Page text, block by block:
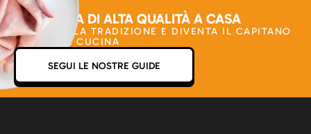
LA CUCINA DI ALTA QUALITÀ A CASA
VAI OLTRE LA TRADIZIONE E DIVENTA IL CAPITANO
DELLA TUA CUCINA
SEGUI LE NOSTRE GUIDE